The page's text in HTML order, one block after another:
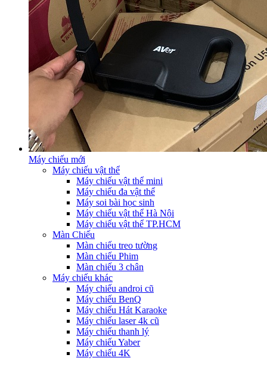
Máy chiếu mới
Máy chiếu vật thể
Máy chiếu vật thể mini
Máy chiếu đa vật thể
Máy soi bài học sinh
Máy chiếu vật thể Hà Nội
Máy chiếu vật thể TP.HCM
Màn Chiếu
Màn chiếu treo tường
Màn chiếu Phim
Màn chiếu 3 chân
Máy chiếu khác
Máy chiếu androi cũ
Máy chiếu BenQ
Máy chiếu Hát Karaoke
Máy chiếu laser 4k cũ
Máy chiếu thanh lý
Máy chiếu Yaber
Máy chiếu 4K